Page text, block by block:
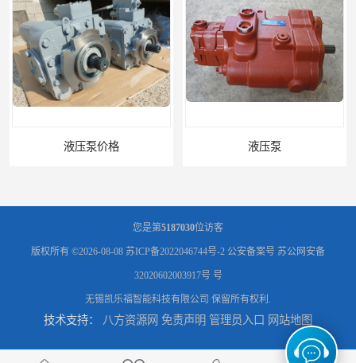
柱塞泵价格 液压泵报价
您是第5187030位访客
版权所有 ©2026-08-08 苏ICP备2022046744号-2 公安备案号 苏公网安备
32020602003917号 号
无锡凯乐福智能科技有限公司 保留所有权利.
技术支持： 八方资源网 免责声明 管理员入口 网站地图